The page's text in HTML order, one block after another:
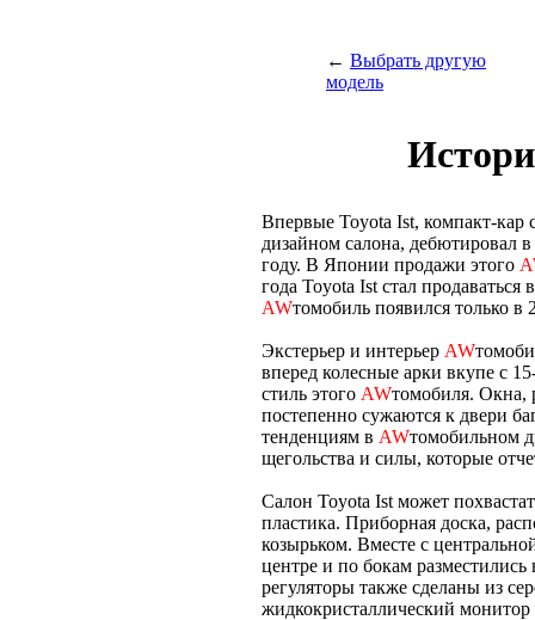
← Выбрать другую
модель
Впервые Toyota Ist, компакт-
дизайном салона, дебютировал
году. В Японии продажи этого
года Toyota Ist стал
AWтомобиль появился только в
Экстерьер и интерьер AW
вперед колесные арки вкупе с
стиль этого AWтомобиля. Окна,
постепенно сужаются к двери
тенденциям в AWтомобильном
щегольства и силы, которые
Салон Toyota Ist может
пластика. Приборная доска,
козырьком. Вместе с
центре и по бокам
регуляторы также сделаны из
жидкокристаллический